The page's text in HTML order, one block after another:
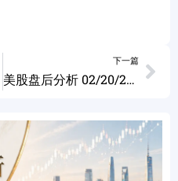
下一篇
美股盘后分析 02/20/2024